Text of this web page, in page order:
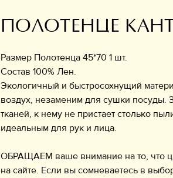
ПОЛОТЕНЦЕ
Размер Полотенца 45*70 1 шт.
Состав 100% Лен.
Экологичный и быстросохнущий
воздух, незаменим для сушки посуды.
тканей, к нему не пристает столько
идеальным для рук и лица.
ОБРАЩАЕМ ваше внимание на то, что
на сайте. Если вы сомневаетесь в